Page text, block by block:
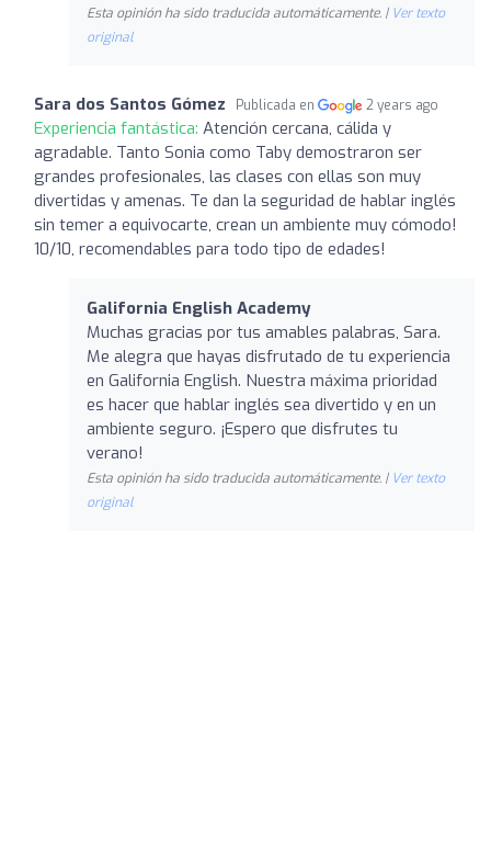
Esta opinión ha sido traducida automáticamente. | Ver texto
original
Sara dos Santos Gómez Publicada en 2 years ago
Experiencia fantástica: Atención cercana, cálida y
agradable. Tanto Sonia como Taby demostraron ser
grandes profesionales, las clases con ellas son muy
divertidas y amenas. Te dan la seguridad de hablar inglés
sin temer a equivocarte, crean un ambiente muy cómodo!
10/10, recomendables para todo tipo de edades!
Galifornia English Academy
Muchas gracias por tus amables palabras, Sara.
Me alegra que hayas disfrutado de tu experiencia
en Galifornia English. Nuestra máxima prioridad
es hacer que hablar inglés sea divertido y en un
ambiente seguro. ¡Espero que disfrutes tu
verano!
Esta opinión ha sido traducida automáticamente. | Ver texto
original